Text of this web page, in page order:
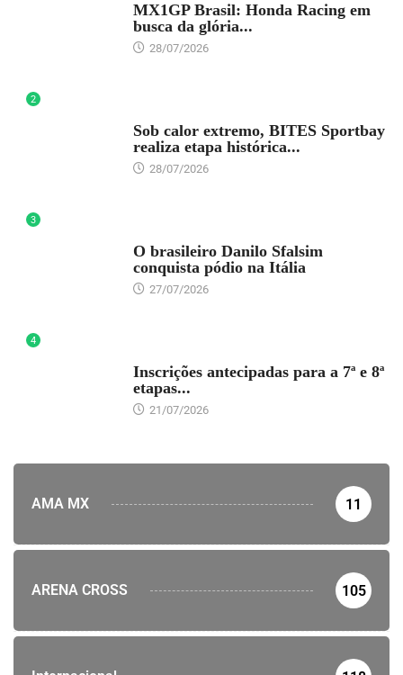
MX1GP Brasil: Honda Racing em
busca da glória...
28/07/2026
2
Sob calor extremo, BITES Sportbay
realiza etapa histórica...
28/07/2026
3
O brasileiro Danilo Sfalsim
conquista pódio na Itália
27/07/2026
4
Inscrições antecipadas para a 7ª e 8ª
etapas...
21/07/2026
AMA MX 11
ARENA CROSS 105